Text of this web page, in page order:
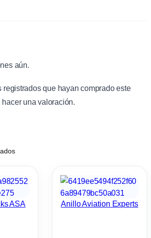
aún.
registrados que hayan comprado este
una valoración.
ASA Anillo Aviation Experts